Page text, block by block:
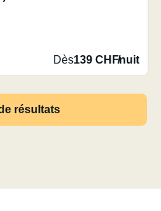
Dès139 CHF/nuit
résultats